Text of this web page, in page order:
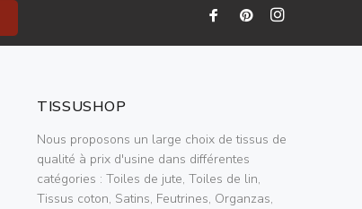
TISSUSHOP
Nous proposons un large choix de tissus de
qualité à prix d'usine dans différentes
catégories : Toiles de jute, Toiles de lin,
Tissus coton, Satins, Feutrines, Organzas,